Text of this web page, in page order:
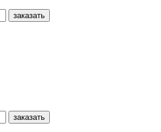
заказать
заказать